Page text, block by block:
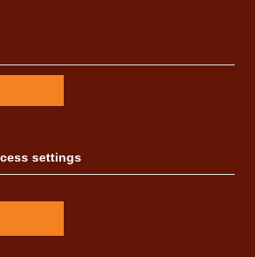
settings